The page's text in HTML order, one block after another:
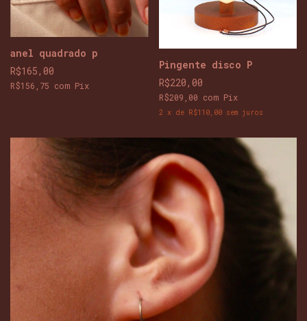
anel quadrado p
R$165,00
R$156,75 com Pix
Pingente disco P
R$220,00
R$209,00 com Pix
2 x de R$110,00 sem juros